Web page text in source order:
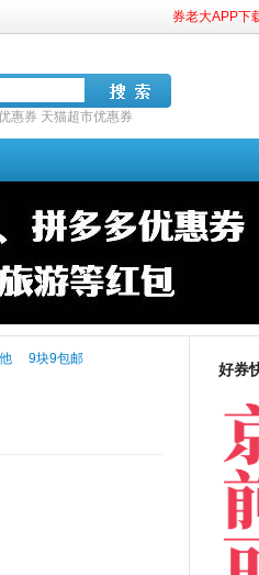
券老大APP下
惠券 天猫超市优惠券
9块9包邮
好券